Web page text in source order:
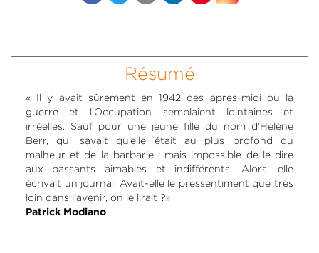
Résumé
« Il y avait sûrement en 1942 des après-midi où la
guerre et l’Occupation semblaient lointaines et
irréelles. Sauf pour une jeune fille du nom d’Hélène
Berr, qui savait qu’elle était au plus profond du
malheur et de la barbarie ; mais impossible de le dire
aux passants aimables et indifférents. Alors, elle
écrivait un journal. Avait-elle le pressentiment que très
loin dans l’avenir, on le lirait ?»
Patrick Modiano